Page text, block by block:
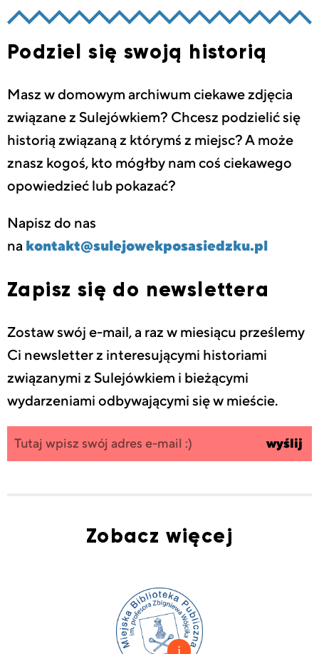
Podziel się swoją historią
Masz w domowym archiwum ciekawe zdjęcia
związane z Sulejówkiem? Chcesz podzielić się
historią związaną z którymś z miejsc? A może
znasz kogoś, kto mógłby nam coś ciekawego
opowiedzieć lub pokazać?
Napisz do nas
na kontakt@sulejowekposasiedzku.pl
Zapisz się do newslettera
Zostaw swój e-mail, a raz w miesiącu prześlemy
Ci newsletter z interesującymi historiami
związanymi z Sulejówkiem i bieżącymi
wydarzeniami odbywającymi się w mieście.
Zapisz się
do
wpisz
swój
wyślij
Zobacz więcej